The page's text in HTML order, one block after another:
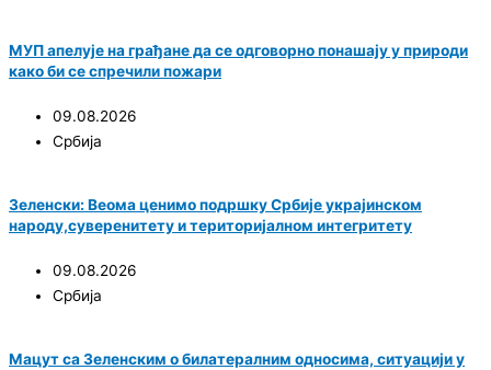
МУП апелује на грађане да се одговорно понашају у природи
како би се спречили пожари
09.08.2026
Србија
Зеленски: Веома ценимо подршку Србије украјинском
народу,суверенитету и територијалном интегритету
09.08.2026
Србија
Мацут са Зеленским о билатералним односима, ситуацији у